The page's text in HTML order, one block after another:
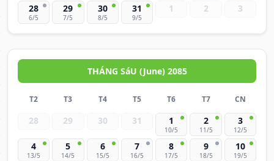
28
6/5
29
7/5
30
8/5
31
9/5
1 2 3
THÁNG SáU (June) 2085
T2 T3 T4 T5 T6 T7 CN
28 29 30 31 1
10/5
2
11/5
3
12/5
4
13/5
5
14/5
6
15/5
7
16/5
8
17/5
9
18/5
10
19/5